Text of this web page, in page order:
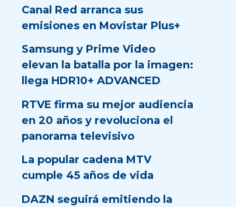
Canal Red arranca sus
emisiones en Movistar Plus+
Samsung y Prime Video
elevan la batalla por la imagen:
llega HDR10+ ADVANCED
RTVE firma su mejor audiencia
en 20 años y revoluciona el
panorama televisivo
La popular cadena MTV
cumple 45 años de vida
DAZN seguirá emitiendo la